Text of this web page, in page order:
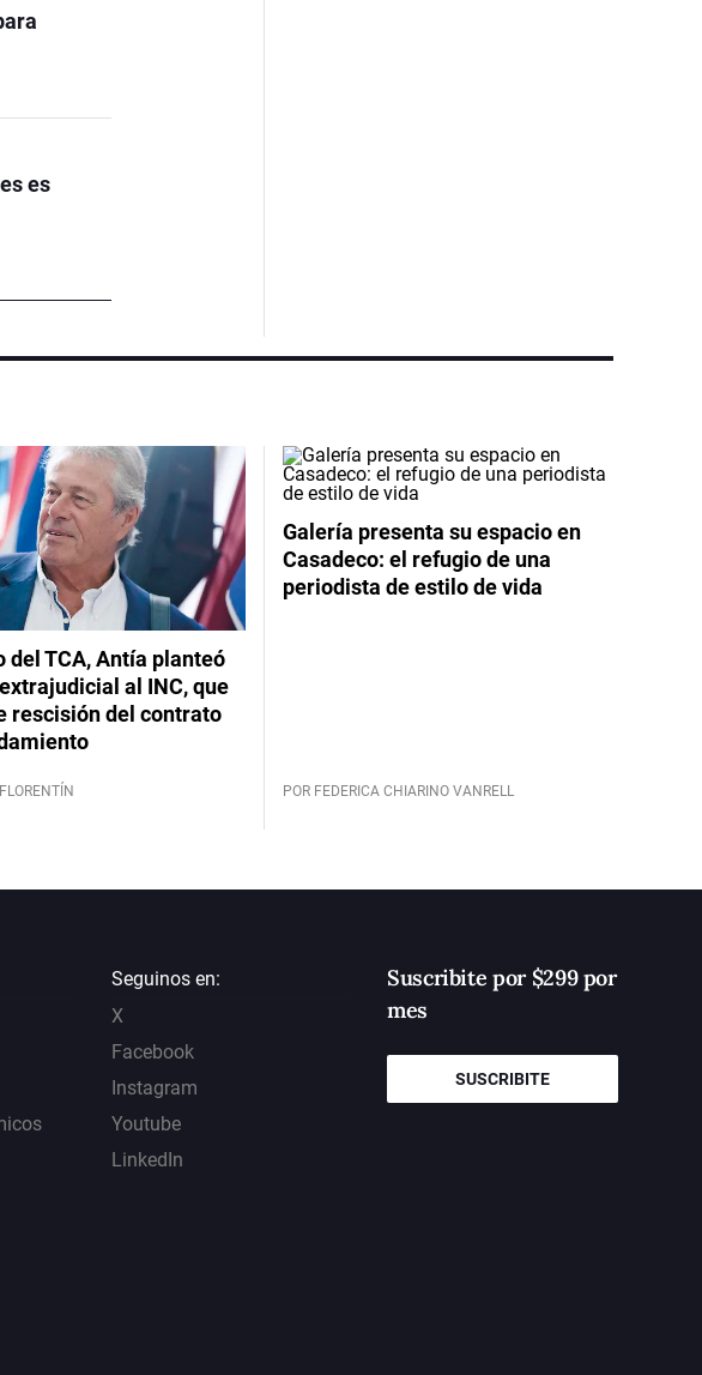
es
del TCA, Antía planteó
al INC, que
rescisión del contrato
Galería presenta su espacio en
Casadeco: el refugio de una
periodista de estilo de vida
POR FEDERICA CHIARINO VANRELL
Seguinos en:
X
Facebook
Instagram
Youtube
LinkedIn
Suscribite por $299 por
mes
SUSCRIBITE